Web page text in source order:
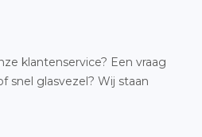
klantenservice? Een vraag
snel glasvezel? Wij staan